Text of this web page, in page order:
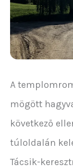
A
mögött
következő
túloldalán
Tácsik-